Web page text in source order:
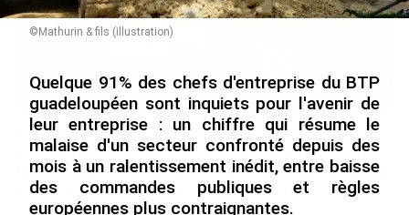
Après 5 ans à la SARA aux
Antilles, Olivier Cotta prend
la direction générale de la
Société Réunionnaise des
Produits Pétroliers
En juin 2026, les prix à la
consommation diminuent à
La Réunion et augmentent à
Mayotte (Insee)
©Mathurin & fils (illustration)
Quelque 91% des chefs d'entreprise du BTP
guadeloupéen sont inquiets pour l'avenir de
leur entreprise : un chiffre qui résume le
malaise d'un secteur confronté depuis des
mois à un ralentissement inédit, entre baisse
des commandes publiques et règles
européennes plus contraignantes.